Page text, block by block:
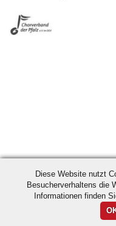
Diese Website nutzt
Besucherverhaltens die
Informationen finden